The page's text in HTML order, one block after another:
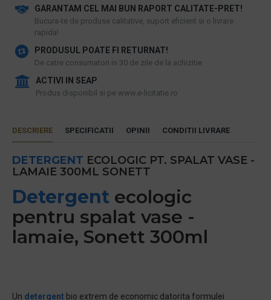
GARANTAM CEL MAI BUN RAPORT CALITATE-PRET!
​Bucura-te de produse calitative, suport eficient si o livrare
rapida!
PRODUSUL POATE FI RETURNAT!
De catre consumatori in 30 de zile de la achizitie
ACTIVI IN SEAP
Produs disponibil si pe www.e-licitatie.ro
DESCRIERE SPECIFICATII OPINII CONDITII LIVRARE
DETERGENT ECOLOGIC PT. SPALAT VASE -
LAMAIE 300ML SONETT
Detergent ecologic
pentru spalat vase -
lamaie, Sonett 300ml
Un detergent bio extrem de economic datorita formulei